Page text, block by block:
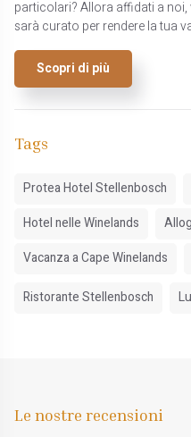
particolari? Allora affidati a
sarà curato per rendere la tua
Scopri di più
Tags
Protea Hotel Stellenbosch
Hotel nelle Winelands
Vacanza a Cape Winelands
Ristorante Stellenbosch
Le nostre recensioni